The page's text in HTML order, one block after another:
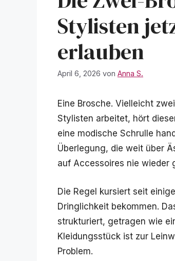
Stylisten
erlauben
April 6, 2026 von Anna S.
Eine Brosche. Vielleicht
Stylisten arbeitet, hört
eine modische Schrulle
Überlegung, die weit über
auf Accessoires nie wieder
Die Regel kursiert seit
Dringlichkeit bekommen.
strukturiert, getragen wie
Kleidungsstück ist zur
Problem.